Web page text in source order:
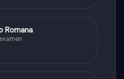
Romana